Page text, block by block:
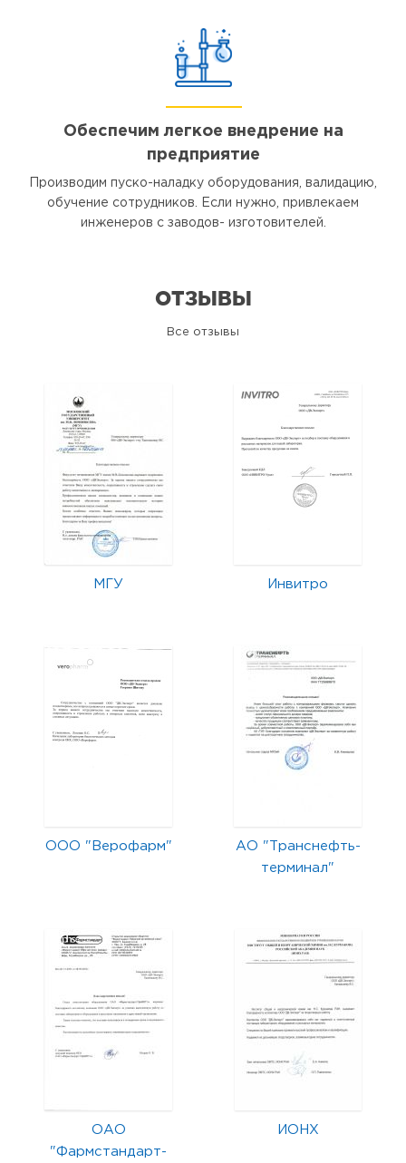
Обеспечим легкое внедрение на
предприятие
Производим пуско-наладку оборудования, валидацию,
обучение сотрудников. Если нужно, привлекаем
инженеров с заводов- изготовителей.
ОТЗЫВЫ
Все отзывы
МГУ Инвитро
ООО "Верофарм"
АО "Транснефть-
терминал"
ОАО
"Фармстандарт-
ИОНХ